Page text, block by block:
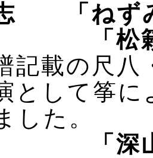
「ねず
「松籟
載の尺八
として筝
した。
「